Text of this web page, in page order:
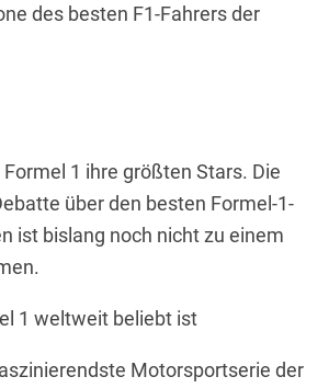
des besten F1-Fahrers der
1 ihre größten Stars. Die
über den besten Formel-1-
ist bislang noch nicht zu einem
1 weltweit beliebt ist
Motorsportserie der